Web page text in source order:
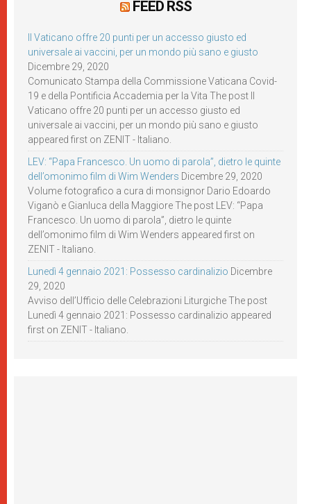
FEED RSS
Il Vaticano offre 20 punti per un accesso giusto ed
universale ai vaccini, per un mondo più sano e giusto
Dicembre 29, 2020
Comunicato Stampa della Commissione Vaticana Covid-
19 e della Pontificia Accademia per la Vita The post Il
Vaticano offre 20 punti per un accesso giusto ed
universale ai vaccini, per un mondo più sano e giusto
appeared first on ZENIT - Italiano.
LEV: “Papa Francesco. Un uomo di parola”, dietro le quinte
dell’omonimo film di Wim Wenders Dicembre 29, 2020
Volume fotografico a cura di monsignor Dario Edoardo
Viganò e Gianluca della Maggiore The post LEV: “Papa
Francesco. Un uomo di parola”, dietro le quinte
dell’omonimo film di Wim Wenders appeared first on
ZENIT - Italiano.
Lunedì 4 gennaio 2021: Possesso cardinalizio Dicembre
29, 2020
Avviso dell’Ufficio delle Celebrazioni Liturgiche The post
Lunedì 4 gennaio 2021: Possesso cardinalizio appeared
first on ZENIT - Italiano.